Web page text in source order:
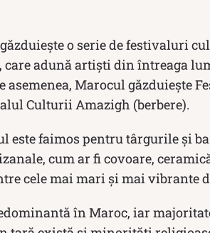
o serie de festivaluri
adună artiști din întreaga
asemenea, Marocul găzduiește
Culturii Amazigh (berbere).
este faimos pentru târgurile și
cum ar fi covoare,
cele mai mari și mai vibrante
în Maroc, iar